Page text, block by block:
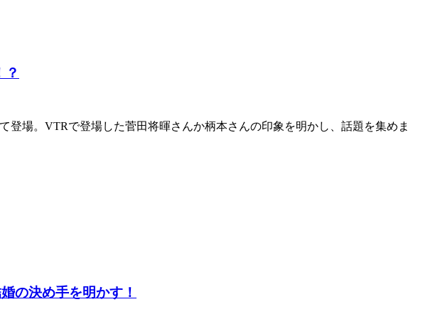
？
場。VTRで登場した菅田将暉さんか柄本さんの印象を明かし、話題を集めま
の決め手を明かす！